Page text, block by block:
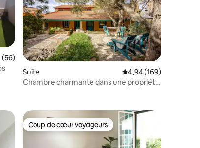
: 4,45 sur 5
moyenne sur la base de 56 commentaires : 4,93 sur 5
(56)
Suite Évaluation moyenne
4,94 (169)
Chambre charmante dans une propriété
Coup de cœur voyageurs
Coup de cœur voyageurs